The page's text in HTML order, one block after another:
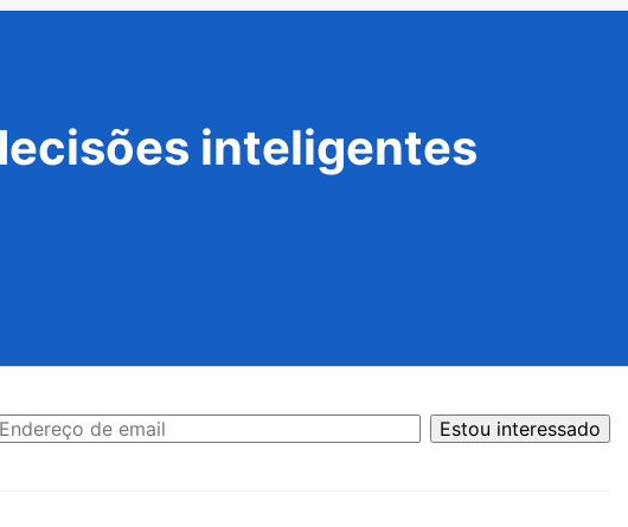
inteligentes
Estou interessado